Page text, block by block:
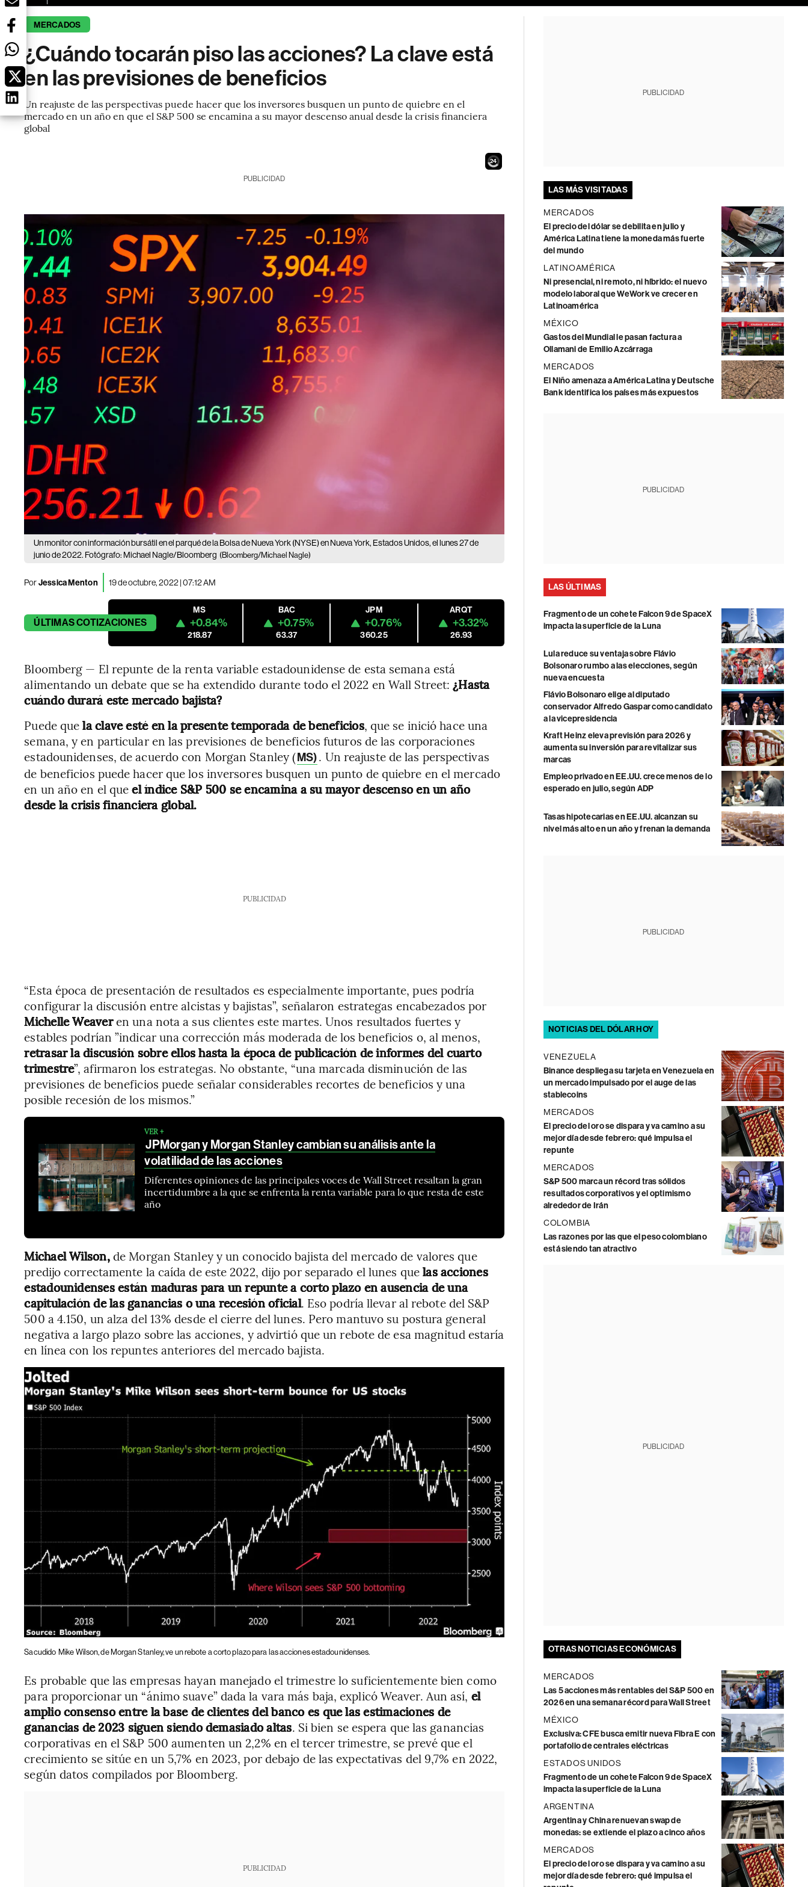
MERCADOS
¿Cuándo tocarán piso las acciones? La clave está
en las previsiones de beneficios
Un reajuste de las perspectivas puede hacer que los inversores busquen un punto de quiebre en el
mercado en un año en que el S&P 500 se encamina a su mayor descenso anual desde la crisis financiera
global
22
PUBLICIDAD
Un monitor con información bursátil en el parqué de la Bolsa de Nueva York (NYSE) en Nueva York, Estados Unidos, el lunes 27 de
junio de 2022. Fotógrafo: Michael Nagle/Bloomberg (Bloomberg/Michael Nagle)
PorJessica Menton 19 de octubre, 2022 | 07:12 AM
ÚLTIMASCOTIZACIONES
MS
+0.84%
218.87
BAC
+0.75%
63.37
JPM
+0.76%
360.25
ARQT
+3.32%
26.93
Bloomberg — El repunte de la renta variable estadounidense de esta semana está
alimentando un debate que se ha extendido durante todo el 2022 en Wall Street: ¿Hasta
cuándo durará este mercado bajista?
Puede quela clave esté en la presente temporada de beneficios, que se inició hace una
semana, y en particular en las previsiones de beneficios futuros de las corporaciones
estadounidenses, de acuerdo con Morgan Stanley (MS). Un reajuste de las perspectivas
de beneficios puede hacer que los inversores busquen un punto de quiebre en el mercado
en un año en el queel índice S&P 500 se encamina a su mayor descenso en un año
desde la crisis financiera global.
PUBLICIDAD
“Esta época de presentación de resultados es especialmente importante, pues podría
configurar la discusión entre alcistas y bajistas”, señalaron estrategas encabezados por
Michelle Weaveren una nota a sus clientes este martes. Unos resultados fuertes y
estables podrían ”indicar una corrección más moderada de los beneficios o, al menos,
retrasar la discusión sobre ellos hasta la época de publicación de informes del cuarto
trimestre”, afirmaron los estrategas. No obstante, “una marcada disminución de las
previsiones de beneficios puede señalar considerables recortes de beneficios y una
posible recesión de los mismos.”
VER +
JPMorgan y Morgan Stanley cambian su análisis ante la
volatilidad de las acciones
Diferentes opiniones de las principales voces de Wall Street resaltan la gran
incertidumbre a la que se enfrenta la renta variable para lo que resta de este
año
Michael Wilson,de Morgan Stanley y un conocido bajista del mercado de valores que
predijo correctamente la caída de este 2022, dijo por separado el lunes quelas acciones
estadounidenses están maduras para un repunte a corto plazo en ausencia de una
capitulación de las ganancias o una recesión oficial. Eso podría llevar al rebote del S&P
500 a 4.150, un alza del 13% desde el cierre del lunes. Pero mantuvo su postura general
negativa a largo plazo sobre las acciones, y advirtió que un rebote de esa magnitud estaría
en línea con los repuntes anteriores del mercado bajista.
Sacudido Mike Wilson, de Morgan Stanley, ve un rebote a corto plazo para las acciones estadounidenses.
Es probable que las empresas hayan manejado el trimestre lo suficientemente bien como
para proporcionar un “ánimo suave” dada la vara más baja, explicó Weaver. Aun así, el
amplio consenso entre la base de clientes del banco es que las estimaciones de
ganancias de 2023 siguen siendo demasiado altas. Si bien se espera que las ganancias
corporativas en el S&P 500 aumenten un 2,2% en el tercer trimestre, se prevé que el
crecimiento se sitúe en un 5,7% en 2023, por debajo de las expectativas del 9,7% en 2022,
según datos compilados por Bloomberg.
PUBLICIDAD
PUBLICIDAD
LAS MÁS VISITADAS
MERCADOS
El precio del dólar se debilita en julio y
América Latina tiene la moneda más fuerte
del mundo
LATINOAMÉRICA
Ni presencial, ni remoto, ni híbrido: el nuevo
modelo laboral que WeWork ve crecer en
Latinoamérica
MÉXICO
Gastos del Mundial le pasan factura a
Ollamani de Emilio Azcárraga
MERCADOS
El Niño amenaza a América Latina y Deutsche
Bank identifica los países más expuestos
PUBLICIDAD
LAS ÚLTIMAS
Fragmento de un cohete Falcon 9 de SpaceX
impacta la superficie de la Luna
Lula reduce su ventaja sobre Flávio
Bolsonaro rumbo a las elecciones, según
nueva encuesta
Flávio Bolsonaro elige al diputado
conservador Alfredo Gaspar como candidato
a la vicepresidencia
Kraft Heinz eleva previsión para 2026 y
aumenta su inversión para revitalizar sus
marcas
Empleo privado en EE.UU. crece menos de lo
esperado en julio, según ADP
Tasas hipotecarias en EE.UU. alcanzan su
nivel más alto en un año y frenan la demanda
PUBLICIDAD
NOTICIAS DEL DÓLAR HOY
VENEZUELA
Binance despliega su tarjeta en Venezuela en
un mercado impulsado por el auge de las
stablecoins
MERCADOS
El precio del oro se dispara y va camino a su
mejor día desde febrero: qué impulsa el
repunte
MERCADOS
S&P 500 marca un récord tras sólidos
resultados corporativos y el optimismo
alrededor de Irán
COLOMBIA
Las razones por las que el peso colombiano
está siendo tan atractivo
PUBLICIDAD
OTRAS NOTICIAS ECONÓMICAS
MERCADOS
Las 5 acciones más rentables del S&P 500 en
2026 en una semana récord para Wall Street
MÉXICO
Exclusiva: CFE busca emitir nueva Fibra E con
portafolio de centrales eléctricas
ESTADOS UNIDOS
Fragmento de un cohete Falcon 9 de SpaceX
impacta la superficie de la Luna
ARGENTINA
Argentina y China renuevan swap de
monedas: se extiende el plazo a cinco años
MERCADOS
El precio del oro se dispara y va camino a su
mejor día desde febrero: qué impulsa el